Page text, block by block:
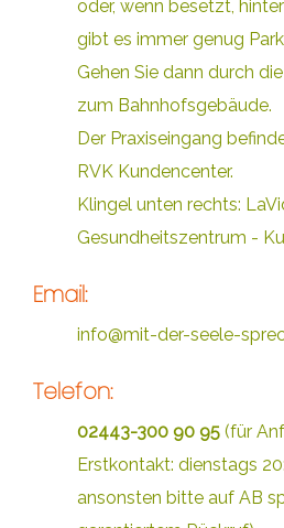
oder, wenn besetzt,
gibt es immer genug
Gehen Sie dann durch
zum Bahnhofsgebäude.
Der Praxiseingang
RVK Kundencenter.
Klingel unten rechts:
Gesundheitszentrum -
Email:
info@mit-der-seele-
Telefon:
02443-300 90 95 (für
Erstkontakt: dienstags
ansonsten bitte auf AB